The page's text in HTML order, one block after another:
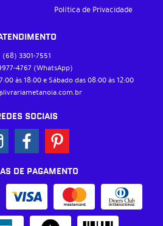
Política de Privacidade
(68) 3301-7551
4767 (WhatsApp)
às 18:00 e Sábado das 08:00 às 12:00
SOCIAIS
DE PAGAMENTO